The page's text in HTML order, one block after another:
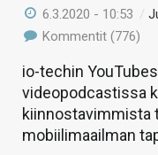
6.3.2020 - 10:53 /
Kommentit (776)
io-techin
videopodcastissa
kiinnostavimmista
mobiilimaailman